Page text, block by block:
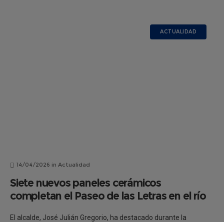
ACTUALIDAD
14/04/2026 in Actualidad
Siete nuevos paneles cerámicos
completan el Paseo de las Letras en el río
El alcalde, José Julián Gregorio, ha destacado durante la